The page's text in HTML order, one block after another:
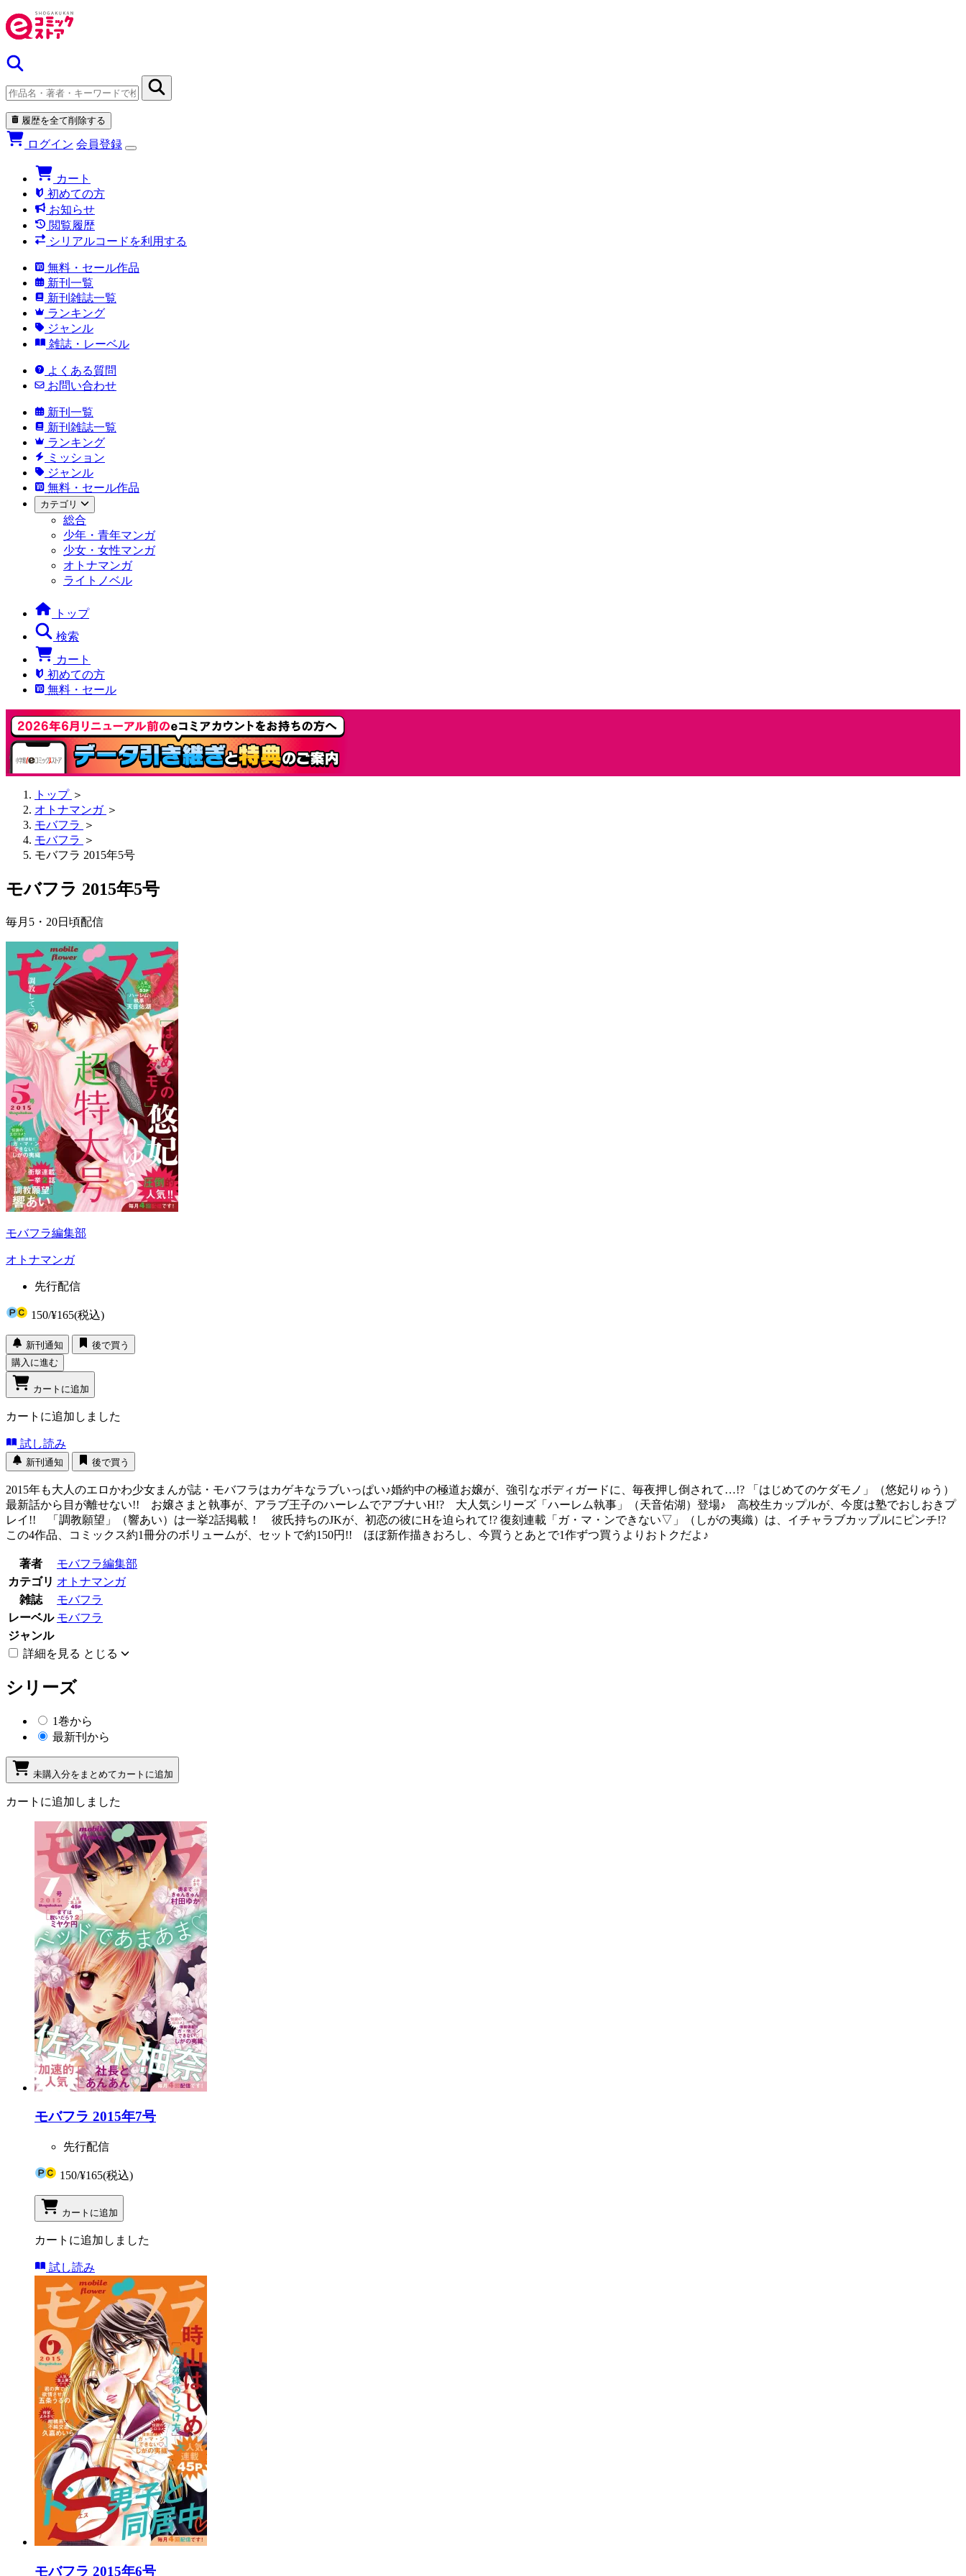
履歴を全て削除する
ログイン 会員登録
カート
初めての方
お知らせ
閲覧履歴
シリアルコードを利用する
無料・セール作品
新刊一覧
新刊雑誌一覧
ランキング
ジャンル
雑誌・レーベル
よくある質問
お問い合わせ
新刊一覧
新刊雑誌一覧
ランキング
ミッション
ジャンル
無料・セール作品
カテゴリ
総合
少年・青年マンガ
少女・女性マンガ
オトナマンガ
ライトノベル
トップ
検索
カート
初めての方
無料・セール
トップ ＞
オトナマンガ ＞
モバフラ ＞
モバフラ ＞
モバフラ 2015年5号
モバフラ 2015年5号
毎月5・20日頃配信
モバフラ編集部
オトナマンガ
先行配信
150/¥165(税込)
新刊通知
後で買う
購入に進む
カートに追加
カートに追加しました
試し読み
新刊通知 後で買う
2015年も大人のエロかわ少女まんが誌・モバフラはカゲキなラブいっぱい♪婚約中の極道お嬢が、強引なボディガードに、毎夜押し倒されて…!? 「はじめてのケダモノ」（悠妃りゅう）
最新話から目が離せない!! お嬢さまと執事が、アラブ王子のハーレムでアブナいH!? 大人気シリーズ「ハーレム執事」（天音佑湖）登場♪ 高校生カップルが、今度は塾でおしおきプ
レイ!! 「調教願望」（響あい）は一挙2話掲載！ 彼氏持ちのJKが、初恋の彼にHを迫られて!? 復刻連載「ガ・マ・ンできない▽」（しがの夷織）は、イチャラブカップルにピンチ!?
この4作品、コミックス約1冊分のボリュームが、セットで約150円!! ほぼ新作描きおろし、今買うとあとで1作ずつ買うよりおトクだよ♪
著者
モバフラ編集部
カテゴリ オトナマンガ
雑誌
モバフラ
レーベル モバフラ
ジャンル
詳細を見る とじる
シリーズ
1巻から
最新刊から
未購入分をまとめてカートに追加
カートに追加しました
モバフラ 2015年7号
先行配信
150/¥165(税込)
カートに追加
カートに追加しました
試し読み
モバフラ 2015年6号